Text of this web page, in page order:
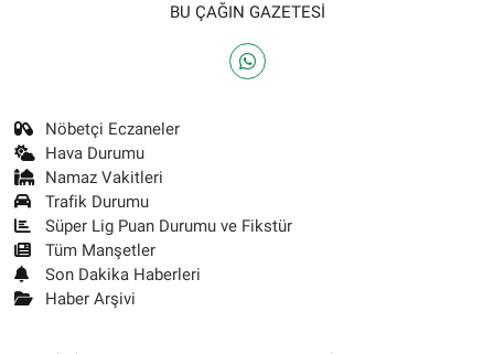
BU ÇAĞIN GAZETESİ
Nöbetçi Eczaneler
Hava Durumu
Namaz Vakitleri
Trafik Durumu
Süper Lig Puan Durumu ve Fikstür
Tüm Manşetler
Son Dakika Haberleri
Haber Arşivi